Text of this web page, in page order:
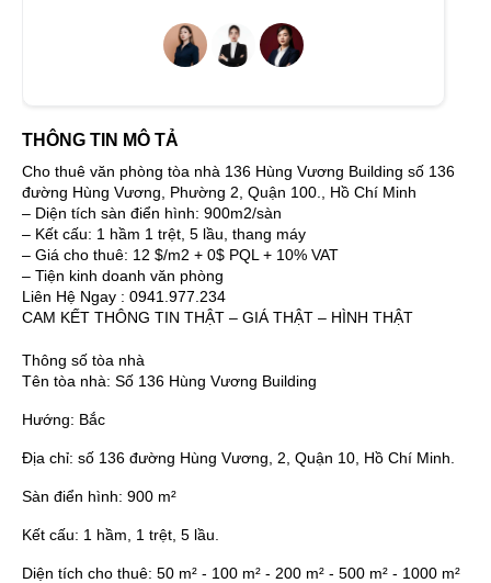
THÔNG TIN MÔ TẢ
Cho thuê văn phòng tòa nhà 136 Hùng Vương Building số 136
đường Hùng Vương, Phường 2, Quận 100., Hồ Chí Minh
– Diện tích sàn điển hình: 900m2/sàn
– Kết cấu: 1 hầm 1 trệt, 5 lầu, thang máy
– Giá cho thuê: 12 $/m2 + 0$ PQL + 10% VAT
– Tiện kinh doanh văn phòng
Liên Hệ Ngay : 0941.977.234
CAM KẾT THÔNG TIN THẬT – GIÁ THẬT – HÌNH THẬT
Thông số tòa nhà
Tên tòa nhà: Số 136 Hùng Vương Building
Hướng: Bắc
Địa chỉ: số 136 đường Hùng Vương, 2, Quận 10, Hồ Chí Minh.
Sàn điển hình: 900 m²
Kết cấu: 1 hầm, 1 trệt, 5 lầu.
Diện tích cho thuê: 50 m² - 100 m² - 200 m² - 500 m² - 1000 m²